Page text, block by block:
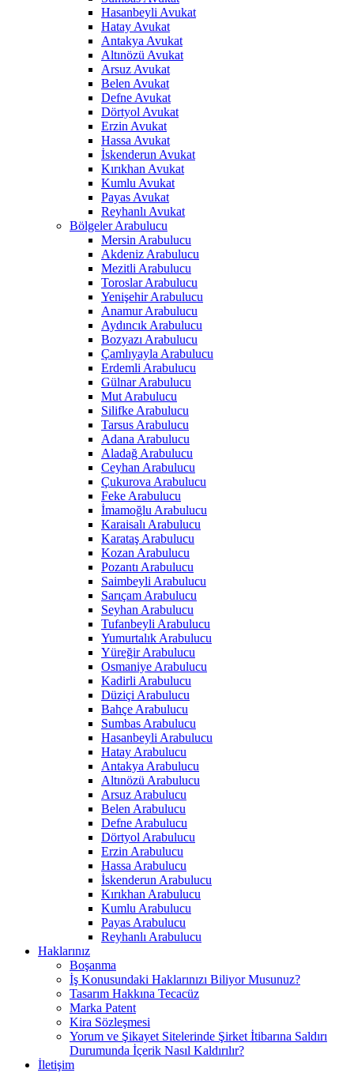
Hasanbeyli Avukat
Hatay Avukat
Antakya Avukat
Altınözü Avukat
Arsuz Avukat
Belen Avukat
Defne Avukat
Dörtyol Avukat
Erzin Avukat
Hassa Avukat
İskenderun Avukat
Kırıkhan Avukat
Kumlu Avukat
Payas Avukat
Reyhanlı Avukat
Bölgeler Arabulucu
Mersin Arabulucu
Akdeniz Arabulucu
Mezitli Arabulucu
Toroslar Arabulucu
Yenişehir Arabulucu
Anamur Arabulucu
Aydıncık Arabulucu
Bozyazı Arabulucu
Çamlıyayla Arabulucu
Erdemli Arabulucu
Gülnar Arabulucu
Mut Arabulucu
Silifke Arabulucu
Tarsus Arabulucu
Adana Arabulucu
Aladağ Arabulucu
Ceyhan Arabulucu
Çukurova Arabulucu
Feke Arabulucu
İmamoğlu Arabulucu
Karaisalı Arabulucu
Karataş Arabulucu
Kozan Arabulucu
Pozantı Arabulucu
Saimbeyli Arabulucu
Sarıçam Arabulucu
Seyhan Arabulucu
Tufanbeyli Arabulucu
Yumurtalık Arabulucu
Yüreğir Arabulucu
Osmaniye Arabulucu
Kadirli Arabulucu
Düziçi Arabulucu
Bahçe Arabulucu
Sumbas Arabulucu
Hasanbeyli Arabulucu
Hatay Arabulucu
Antakya Arabulucu
Altınözü Arabulucu
Arsuz Arabulucu
Belen Arabulucu
Defne Arabulucu
Dörtyol Arabulucu
Erzin Arabulucu
Hassa Arabulucu
İskenderun Arabulucu
Kırıkhan Arabulucu
Kumlu Arabulucu
Payas Arabulucu
Reyhanlı Arabulucu
Haklarınız
Boşanma
İş Konusundaki Haklarınızı Biliyor Musunuz?
Tasarım Hakkına Tecacüz
Marka Patent
Kira Sözleşmesi
Yorum ve Şikayet Sitelerinde Şirket İtibarına Saldırı
Durumunda İçerik Nasıl Kaldırılır?
İletişim